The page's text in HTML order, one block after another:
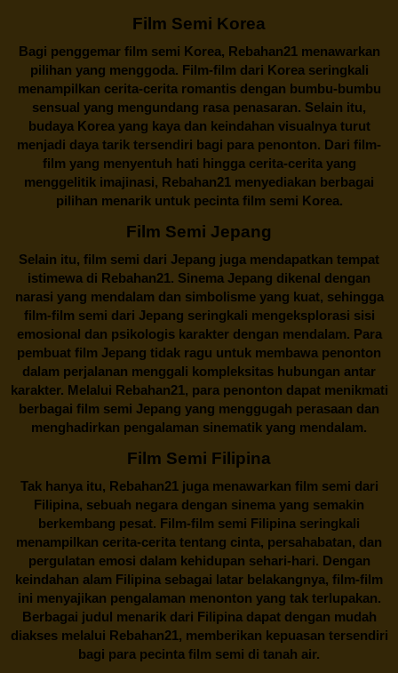
Film Semi Korea
Bagi penggemar film semi Korea, Rebahan21menawarkan
pilihan yang menggoda. Film-film dari Korea seringkali
menampilkan cerita-cerita romantis dengan bumbu-bumbu
sensual yang mengundang rasa penasaran. Selain itu,
budaya Korea yang kaya dan keindahan visualnya turut
menjadi daya tarik tersendiri bagi para penonton. Dari film-
film yang menyentuh hati hingga cerita-cerita yang
menggelitik imajinasi, Rebahan21 menyediakan berbagai
pilihan menarik untuk pecinta film semi Korea.
Film Semi Jepang
Selain itu, film semi dari Jepang juga mendapatkan tempat
istimewa di Rebahan21. Sinema Jepang dikenal dengan
narasi yang mendalam dan simbolisme yang kuat, sehingga
film-film semi dari Jepang seringkali mengeksplorasi sisi
emosional dan psikologis karakter dengan mendalam. Para
pembuat film Jepang tidak ragu untuk membawa penonton
dalam perjalanan menggali kompleksitas hubungan antar
karakter. Melalui Rebahan21, para penonton dapat menikmati
berbagai film semi Jepang yang menggugah perasaan dan
menghadirkan pengalaman sinematik yang mendalam.
Film Semi Filipina
Tak hanya itu, Rebahan21juga menawarkan film semi dari
Filipina, sebuah negara dengan sinema yang semakin
berkembang pesat. Film-film semi Filipina seringkali
menampilkan cerita-cerita tentang cinta, persahabatan, dan
pergulatan emosi dalam kehidupan sehari-hari. Dengan
keindahan alam Filipina sebagai latar belakangnya, film-film
ini menyajikan pengalaman menonton yang tak terlupakan.
Berbagai judul menarik dari Filipina dapat dengan mudah
diakses melalui Rebahan21, memberikan kepuasan tersendiri
bagi para pecinta film semi di tanah air.